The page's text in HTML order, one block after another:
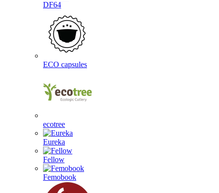
DF64
ECO capsules
ecotree
Eureka
Fellow
Femobook